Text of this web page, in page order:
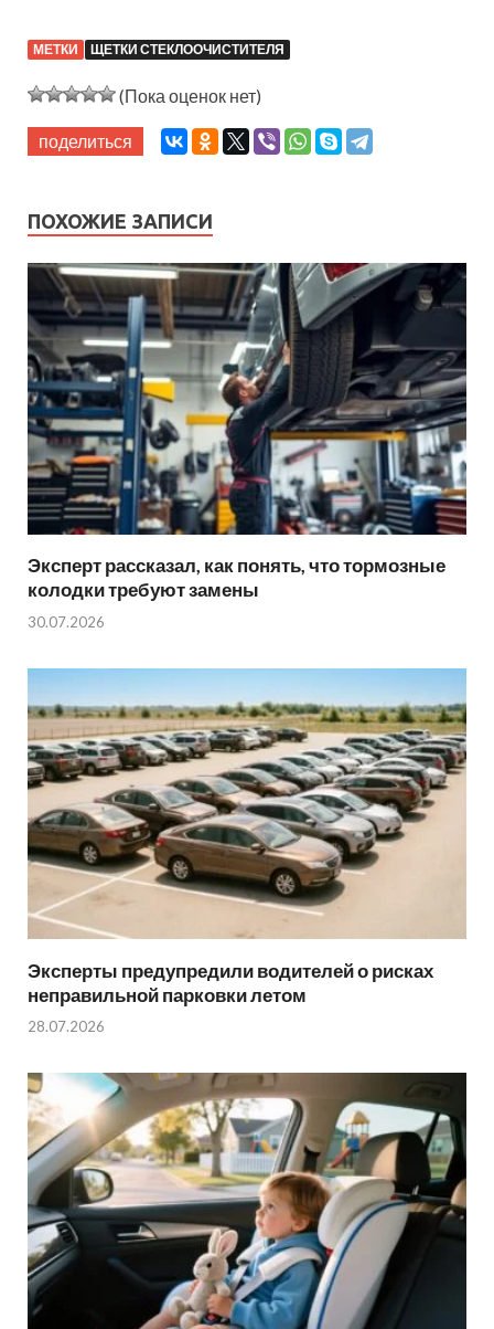
МЕТКИ ЩЕТКИ СТЕКЛООЧИСТИТЕЛЯ
(Пока оценок нет)
поделиться
ПОХОЖИЕ ЗАПИСИ
Эксперт рассказал, как понять, что тормозные
колодки требуют замены
30.07.2026
Эксперты предупредили водителей о рисках
неправильной парковки летом
28.07.2026